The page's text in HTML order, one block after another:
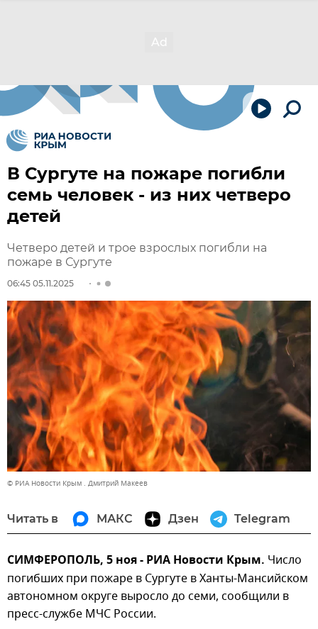
В Сургуте на пожаре погибли
семь человек - из них четверо
детей
Четверо детей и трое взрослых погибли на
пожаре в Сургуте
06:45 05.11.2025
© РИА Новости Крым . Дмитрий Макеев
Читать в МАКС Дзен Telegram
СИМФЕРОПОЛЬ, 5 ноя - РИА Новости Крым. Число
погибших при пожаре в Сургуте в Ханты-Мансийском
автономном округе выросло до семи, сообщили в
пресс-службе МЧС России.